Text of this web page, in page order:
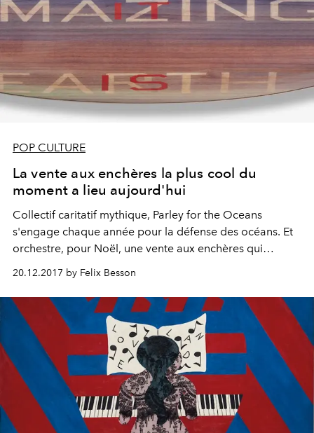
POP CULTURE
La vente aux enchères la plus cool du
moment a lieu aujourd'hui
Collectif caritatif mythique, Parley for the Oceans
s'engage chaque année pour la défense des océans. Et
orchestre, pour Noël, une vente aux enchères qui
20.12.2017 by Felix Besson